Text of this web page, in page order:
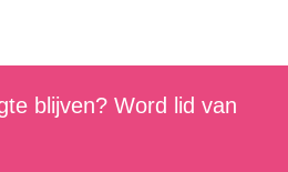
blijven? Word lid van